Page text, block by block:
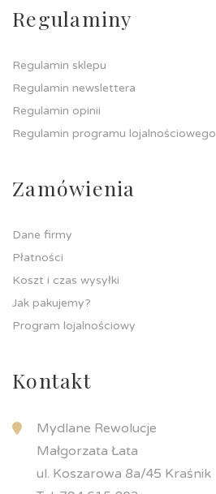
Regulaminy
Regulamin sklepu
Regulamin newslettera
Regulamin opinii
Regulamin programu lojalnościowego
Zamówienia
Dane firmy
Płatności
Koszt i czas wysyłki
Jak pakujemy?
Program lojalnościowy
Kontakt
Mydlane Rewolucje
Małgorzata Łata
ul. Koszarowa 8a/45 Kraśnik